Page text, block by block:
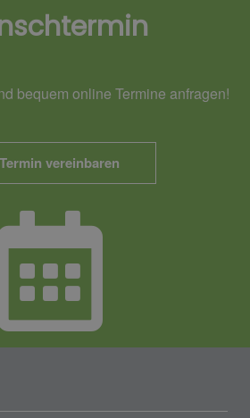
bequem online Termine anfragen!
Termin vereinbaren